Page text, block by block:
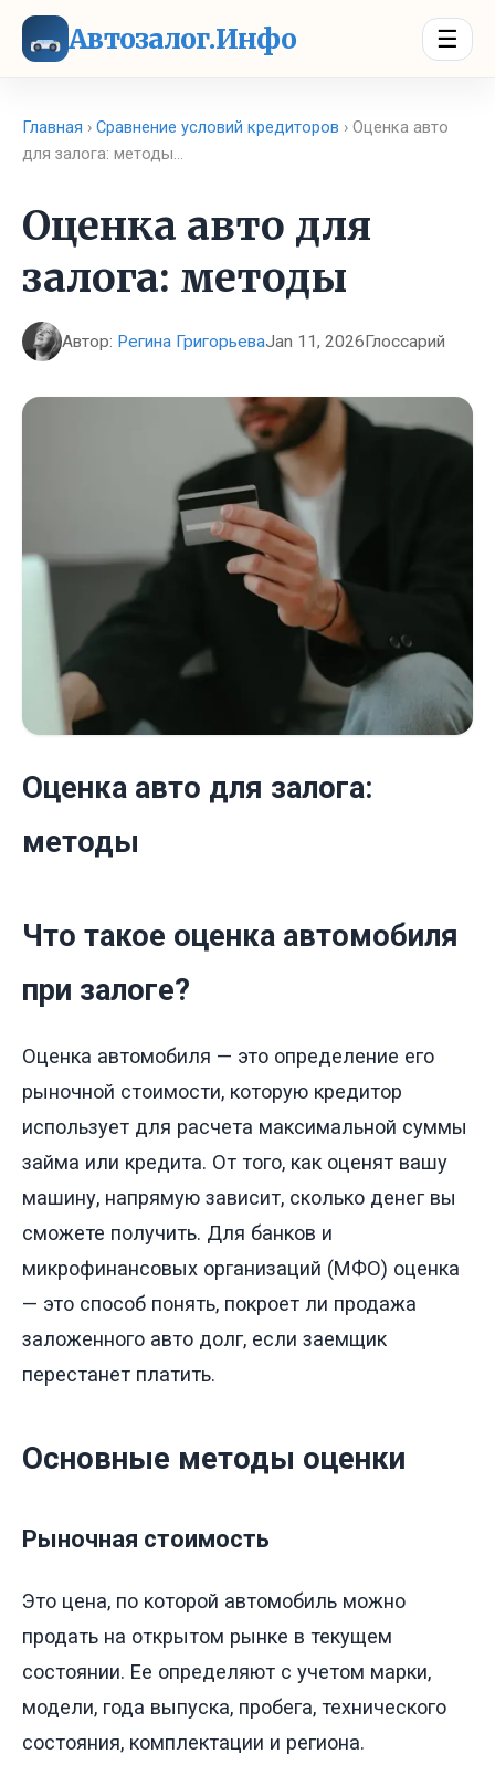
Автозалог.Инфо ☰
Главная › Сравнение условий кредиторов › Оценка авто
для залога: методы…
Оценка авто для
залога: методы
Автор: Регина ГригорьеваJan 11, 2026Глоссарий
Оценка авто для залога:
методы
Что такое оценка автомобиля
при залоге?
Оценка автомобиля — это определение его
рыночной стоимости, которую кредитор
использует для расчета максимальной суммы
займа или кредита. От того, как оценят вашу
машину, напрямую зависит, сколько денег вы
сможете получить. Для банков и
микрофинансовых организаций (МФО) оценка
— это способ понять, покроет ли продажа
заложенного авто долг, если заемщик
перестанет платить.
Основные методы оценки
Рыночная стоимость
Это цена, по которой автомобиль можно
продать на открытом рынке в текущем
состоянии. Ее определяют с учетом марки,
модели, года выпуска, пробега, технического
состояния, комплектации и региона.